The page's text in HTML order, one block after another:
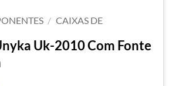
/ CAIXAS DE
Uk-2010 Com Fonte